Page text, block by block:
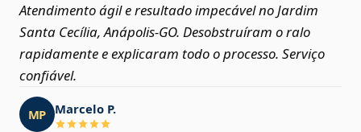
Atendimento ágil e resultado impecável no Jardim
Santa Cecília, Anápolis‑GO. Desobstruíram o ralo
rapidamente e explicaram todo o processo. Serviço
confiável.
MP Marcelo P.